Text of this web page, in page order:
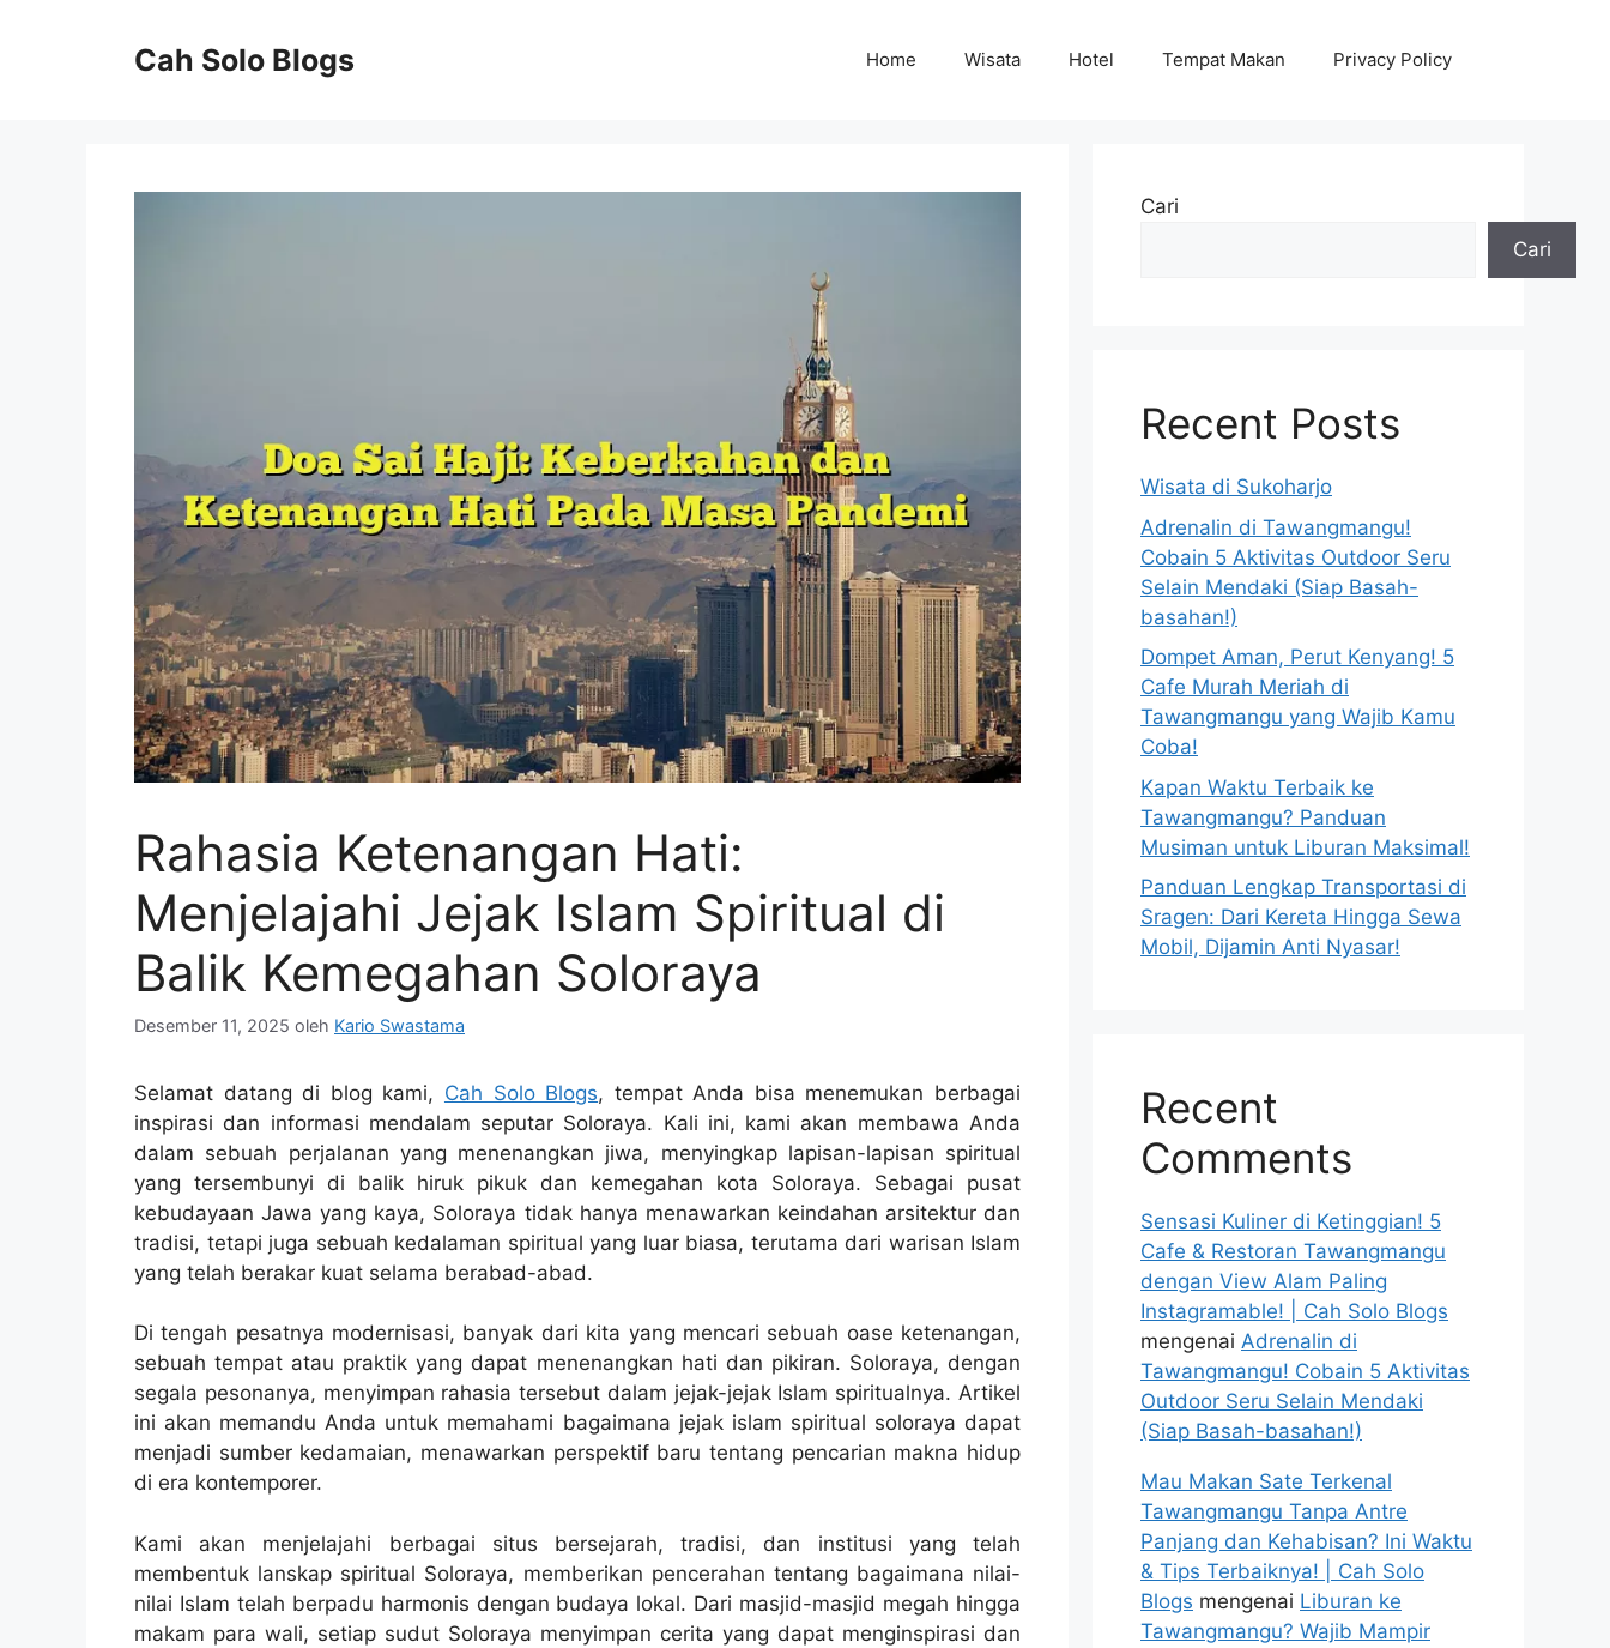
Cah Solo Blogs Home Wisata Hotel Tempat Makan Privacy Policy
Rahasia Ketenangan Hati:
Menjelajahi Jejak Islam Spiritual di
Balik Kemegahan Soloraya
Desember 11, 2025 oleh Kario Swastama
Selamat datang di blog kami, Cah Solo Blogs, tempat Anda bisa menemukan berbagai
inspirasi dan informasi mendalam seputar Soloraya. Kali ini, kami akan membawa Anda
dalam sebuah perjalanan yang menenangkan jiwa, menyingkap lapisan-lapisan spiritual
yang tersembunyi di balik hiruk pikuk dan kemegahan kota Soloraya. Sebagai pusat
kebudayaan Jawa yang kaya, Soloraya tidak hanya menawarkan keindahan arsitektur dan
tradisi, tetapi juga sebuah kedalaman spiritual yang luar biasa, terutama dari warisan Islam
yang telah berakar kuat selama berabad-abad.
Di tengah pesatnya modernisasi, banyak dari kita yang mencari sebuah oase ketenangan,
sebuah tempat atau praktik yang dapat menenangkan hati dan pikiran. Soloraya, dengan
segala pesonanya, menyimpan rahasia tersebut dalam jejak-jejak Islam spiritualnya. Artikel
ini akan memandu Anda untuk memahami bagaimana jejak islam spiritual soloraya dapat
menjadi sumber kedamaian, menawarkan perspektif baru tentang pencarian makna hidup
di era kontemporer.
Kami akan menjelajahi berbagai situs bersejarah, tradisi, dan institusi yang telah
membentuk lanskap spiritual Soloraya, memberikan pencerahan tentang bagaimana nilai-
nilai Islam telah berpadu harmonis dengan budaya lokal. Dari masjid-masjid megah hingga
makam para wali, setiap sudut Soloraya menyimpan cerita yang dapat menginspirasi dan
Cari
Cari
Recent Posts
Wisata di Sukoharjo
Adrenalin di Tawangmangu!
Cobain 5 Aktivitas Outdoor Seru
Selain Mendaki (Siap Basah-
basahan!)
Dompet Aman, Perut Kenyang! 5
Cafe Murah Meriah di
Tawangmangu yang Wajib Kamu
Coba!
Kapan Waktu Terbaik ke
Tawangmangu? Panduan
Musiman untuk Liburan Maksimal!
Panduan Lengkap Transportasi di
Sragen: Dari Kereta Hingga Sewa
Mobil, Dijamin Anti Nyasar!
Recent
Comments
Sensasi Kuliner di Ketinggian! 5
Cafe & Restoran Tawangmangu
dengan View Alam Paling
Instagramable! | Cah Solo Blogs
mengenai Adrenalin di
Tawangmangu! Cobain 5 Aktivitas
Outdoor Seru Selain Mendaki
(Siap Basah-basahan!)
Mau Makan Sate Terkenal
Tawangmangu Tanpa Antre
Panjang dan Kehabisan? Ini Waktu
& Tips Terbaiknya! | Cah Solo
Blogs mengenai Liburan ke
Tawangmangu? Wajib Mampir